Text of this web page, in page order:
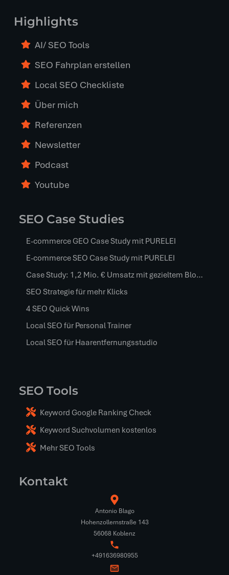
Highlights
AI/ SEO Tools
SEO Fahrplan erstellen
Local SEO Checkliste
Über mich
Referenzen
Newsletter
Podcast
Youtube
SEO Case Studies
E-commerce GEO Case Study mit PURELEI
E-commerce SEO Case Study mit PURELEI
Case Study: 1,2 Mio. € Umsatz mit gezieltem Blog-Content
SEO Strategie für mehr Klicks
4 SEO Quick Wins
Local SEO für Personal Trainer
Local SEO für Haarentfernungsstudio
SEO Tools
Keyword Google Ranking Check
Keyword Suchvolumen kostenlos
Mehr SEO Tools
Kontakt
Antonio Blago
Hohenzollernstraße 143
56068 Koblenz
+491636980955